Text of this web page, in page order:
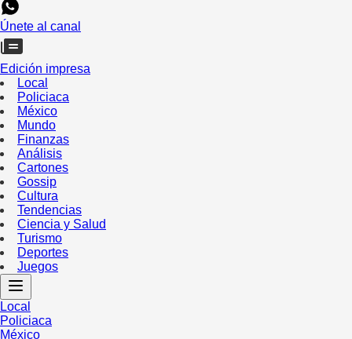
Únete al canal
Edición impresa
Local
Policiaca
México
Mundo
Finanzas
Análisis
Cartones
Gossip
Cultura
Tendencias
Ciencia y Salud
Turismo
Deportes
Juegos
Local
Policiaca
México